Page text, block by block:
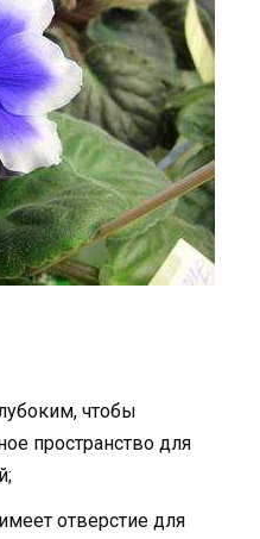
чтобы
пространство для
отверстие для